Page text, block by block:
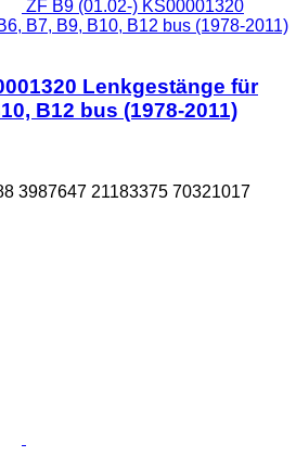
ZF B9 (01.02-) KS00001320
B7, B9, B10, B12 bus (1978-2011)
Lenkgestänge für
B12 bus (1978-2011)
3987647 21183375 70321017